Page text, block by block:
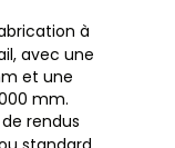
à
avec une
et une
mm.
rendus